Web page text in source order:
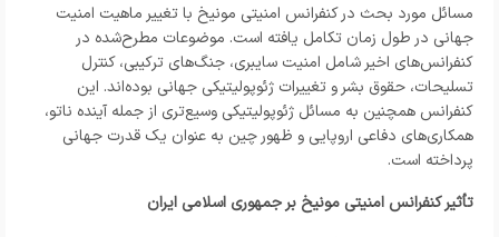
مسائل مورد بحث در کنفرانس امنیتی مونیخ با تغییر ماهیت امنیت
جهانی در طول زمان تکامل یافته است. موضوعات مطرح‌شده در
کنفرانس‌های اخیر شامل امنیت سایبری، جنگ‌های ترکیبی، کنترل
تسلیحات، حقوق بشر و تغییرات ژئوپولیتیکی جهانی بوده‌اند. این
کنفرانس همچنین به مسائل ژئوپولیتیکی وسیع‌تری از جمله آینده ناتو،
همکاری‌های دفاعی اروپایی و ظهور چین به عنوان یک قدرت جهانی
پرداخته است.
تأثیر کنفرانس امنیتی مونیخ بر جمهوری اسلامی ایران